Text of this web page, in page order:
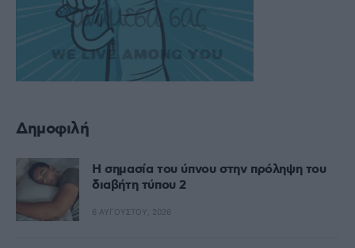
Δημοφιλή
Η σημασία του ύπνου στην πρόληψη του
διαβήτη τύπου 2
6 ΑΥΓΟΎΣΤΟΥ, 2026